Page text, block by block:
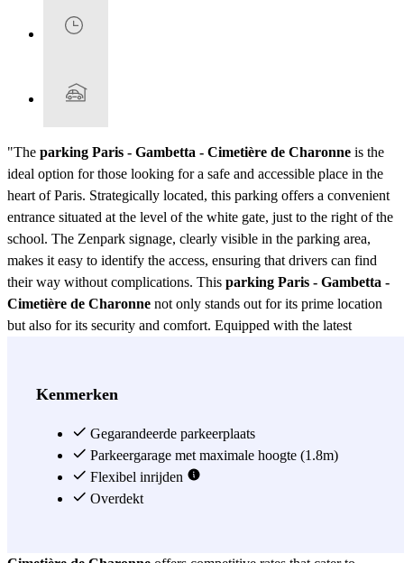
"The parking Paris - Gambetta - Cimetière de Charonne is the
ideal option for those looking for a safe and accessible place in the
heart of Paris. Strategically located, this parking offers a convenient
entrance situated at the level of the white gate, just to the right of the
school. The Zenpark signage, clearly visible in the parking area,
makes it easy to identify the access, ensuring that drivers can find
their way without complications. This parking Paris - Gambetta -
Cimetière de Charonne not only stands out for its prime location
but also for its security and comfort. Equipped with the latest
de Charonne makes it a perfect option for those who wish to visit
another strong point of theparking Paris - Gambetta - Cimetière
de Charonne . Thanks to its central location, it is easy to walk to
several nearby points of interest, such as shops, restaurants, and
tourist attractions. This makes it ideal for both local residents and
Kenmerken
Gegarandeerde parkeerplaats
Parkeergarage met maximale hoogte (1.8m)
Flexibel inrijden
Overdekt